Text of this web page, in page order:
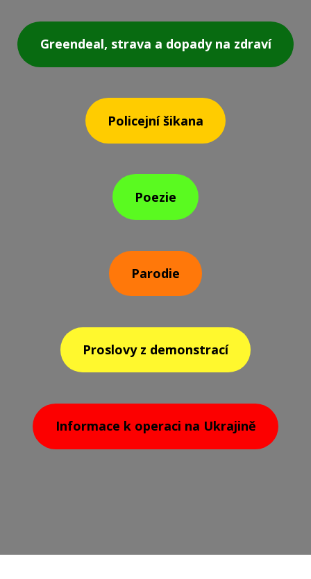
Greendeal, strava a dopady na zdraví
Policejní šikana
Poezie
Parodie
Proslovy z demonstrací
Informace k operaci na Ukrajině